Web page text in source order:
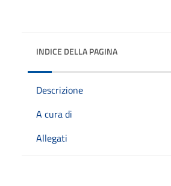
INDICE DELLA PAGINA
Descrizione
A cura di
Allegati